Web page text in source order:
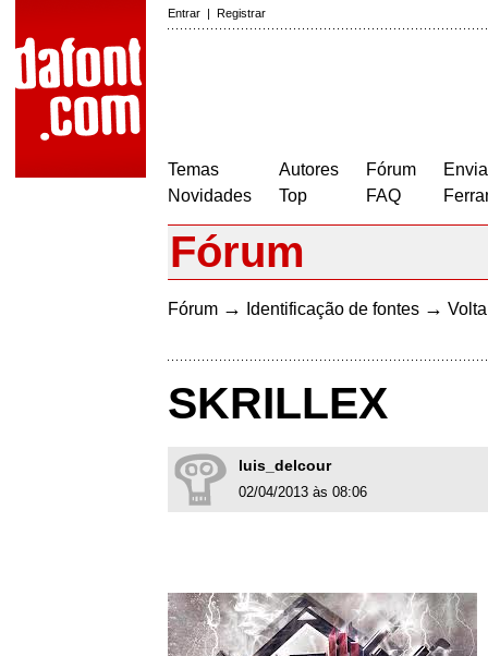
Entrar | Registrar
Temas
Novidades
Autores
Top
Fórum
FAQ
Fórum
Fórum → Identificação de fontes →
SKRILLEX
luis_delcour
02/04/2013 às 08:06